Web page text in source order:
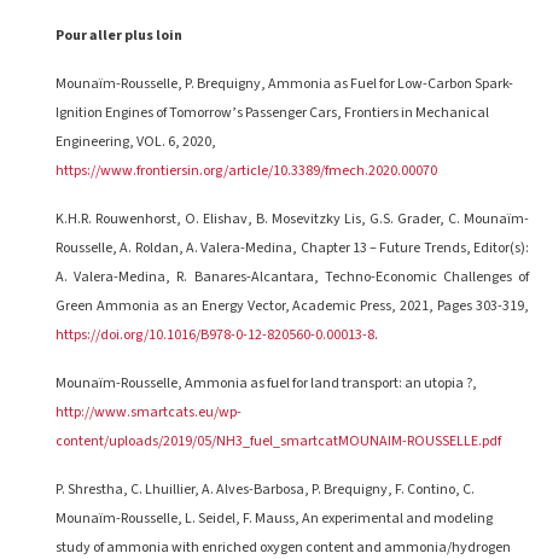
Pour aller plus loin
Mounaïm-Rousselle, P. Brequigny, Ammonia as Fuel for Low-Carbon Spark-
Ignition Engines of Tomorrow’s Passenger Cars, Frontiers in Mechanical
Engineering, VOL. 6, 2020,
https://www.frontiersin.org/article/10.3389/fmech.2020.00070
K.H.R. Rouwenhorst, O. Elishav, B. Mosevitzky Lis, G.S. Grader, C. Mounaïm-
Rousselle, A. Roldan, A. Valera-Medina, Chapter 13 – Future Trends, Editor(s):
A. Valera-Medina, R. Banares-Alcantara, Techno-Economic Challenges of
Green Ammonia as an Energy Vector, Academic Press, 2021, Pages 303-319,
https://doi.org/10.1016/B978-0-12-820560-0.00013-8.
Mounaïm-Rousselle, Ammonia as fuel for land transport: an utopia ?,
http://www.smartcats.eu/wp-
content/uploads/2019/05/NH3_fuel_smartcatMOUNAIM-ROUSSELLE.pdf
P. Shrestha, C. Lhuillier, A. Alves-Barbosa, P. Brequigny, F. Contino, C.
Mounaïm-Rousselle, L. Seidel, F. Mauss, An experimental and modeling
study of ammonia with enriched oxygen content and ammonia/hydrogen